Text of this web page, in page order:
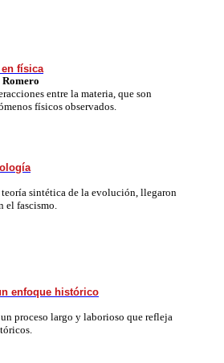
física
entre la materia, que son
físicos observados.
sintética de la evolución, llegaron
el fascismo.
enfoque histórico
proceso largo y laborioso que refleja